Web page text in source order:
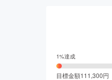
1%達成
目標金額111,300円